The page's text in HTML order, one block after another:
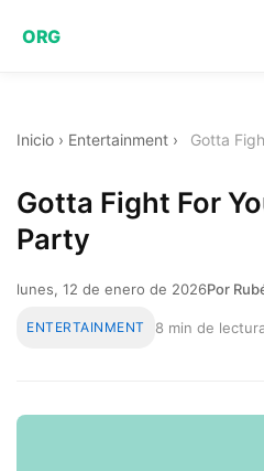
ORG
Inicio › Entertainment › Gotta
Gotta Fight For
Party
lunes, 12 de enero de 2026Por
ENTERTAINMENT 8 min de